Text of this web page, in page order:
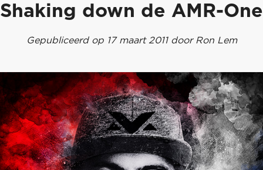
Shaking down de AMR-One
Gepubliceerd op 17 maart 2011 door Ron Lem